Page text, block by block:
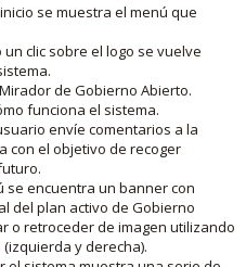
se muestra el menú que
un clic sobre el logo se vuelve
de Gobierno Abierto.
funciona el sistema.
envíe comentarios a la
con el objetivo de recoger
se encuentra un banner con
del plan activo de Gobierno
o retroceder de imagen utilizando
y derecha).